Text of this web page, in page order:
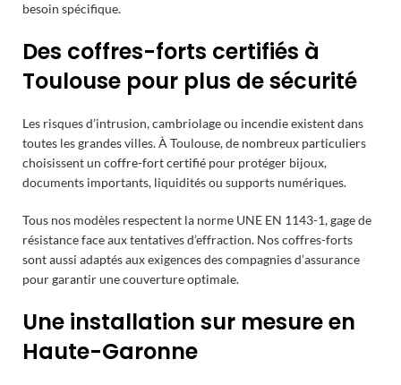
besoin spécifique.
Des coffres-forts certifiés à
Toulouse pour plus de sécurité
Les risques d’intrusion, cambriolage ou incendie existent dans
toutes les grandes villes. À Toulouse, de nombreux particuliers
choisissent un coffre-fort certifié pour protéger bijoux,
documents importants, liquidités ou supports numériques.
Tous nos modèles respectent la norme UNE EN 1143-1, gage de
résistance face aux tentatives d’effraction. Nos coffres-forts
sont aussi adaptés aux exigences des compagnies d’assurance
pour garantir une couverture optimale.
Une installation sur mesure en
Haute-Garonne